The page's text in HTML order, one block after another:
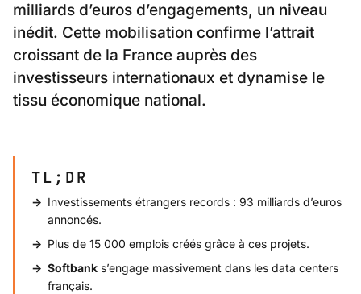
milliards d’euros d’engagements, un niveau
inédit. Cette mobilisation confirme l’attrait
croissant de la France auprès des
investisseurs internationaux et dynamise le
tissu économique national.
TL;DR
Investissements étrangers records : 93 milliards d’euros
annoncés.
Plus de 15 000 emplois créés grâce à ces projets.
Softbank s’engage massivement dans les data centers
français.